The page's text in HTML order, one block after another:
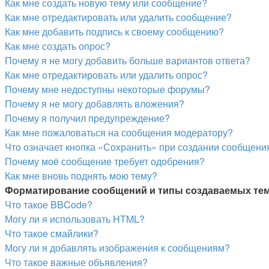
Как мне отредактировать или удалить сообщение?
Как мне добавить подпись к своему сообщению?
Как мне создать опрос?
Почему я не могу добавить больше вариантов ответа?
Как мне отредактировать или удалить опрос?
Почему мне недоступны некоторые форумы?
Почему я не могу добавлять вложения?
Почему я получил предупреждение?
Как мне пожаловаться на сообщения модератору?
Что означает кнопка «Сохранить» при создании
Почему моё сообщение требует одобрения?
Как мне вновь поднять мою тему?
Форматирование сообщений и типы создаваемых
Что такое BBCode?
Могу ли я использовать HTML?
Что такое смайлики?
Могу ли я добавлять изображения к сообщениям?
Что такое важные объявления?